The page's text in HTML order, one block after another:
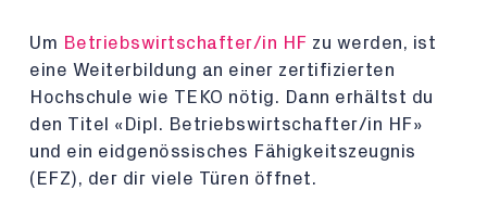
Um Betriebswirtschafter/in HF zu werden, ist
eine Weiterbildung an einer zertifizierten
Hochschule wie TEKO nötig. Dann erhältst du
den Titel «Dipl. Betriebswirtschafter/in HF»
und ein eidgenössisches Fähigkeitszeugnis
(EFZ), der dir viele Türen öffnet.